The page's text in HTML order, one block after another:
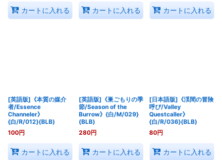
カートに入れる カートに入れる カートに入れる
[英語版]《本質の媒介
者/Essence
Channeler》
{白/R/012}(BLB)
100円
カートに入れる
[英語版]《巣ごもりの季
節/Season of the
Burrow》{白/M/029}
(BLB)
280円
カートに入れる
[日本語版]《渓間の冒険
呼び/Valley
Questcaller》
{白/R/036}(BLB)
80円
カートに入れる